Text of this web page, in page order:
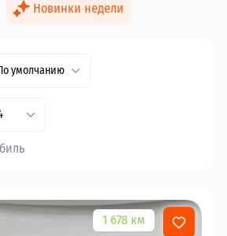
Новинки недели
умолчанию
1 678 км